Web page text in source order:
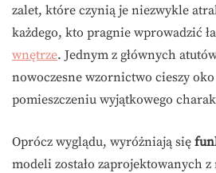
zalet, które czynią je niezwykle
każdego, kto pragnie wprowadzić
wnętrze. Jednym z głównych
nowoczesne wzornictwo cieszy
pomieszczeniu wyjątkowego
Oprócz wyglądu, wyróżniają się
modeli zostało zaprojektowanych